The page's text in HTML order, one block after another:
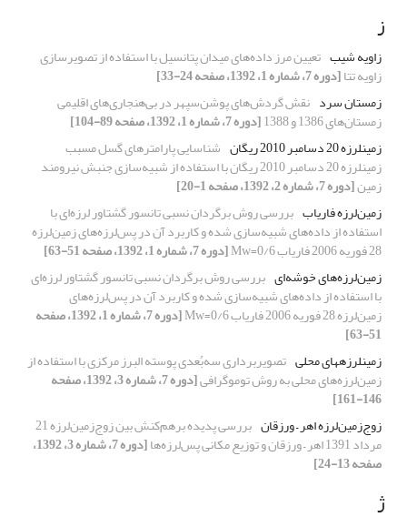
ز
زاویه شیب تعیین مرز داده‌های میدان پتانسیل با استفاده از تصویرسازی
زاویه تتا[دوره 7، شماره 1، 1392، صفحه 24-33]
زمستان سرد نقش گردش‌های پوشن‌سپهر در بی‌هنجاری‌های اقلیمی‌
زمستان‌های 1386 و 1388‌
[دوره 7، شماره 1، 1392، صفحه 89-104]
زمین‏لرزه 20 دسامبر 2010 ریگان
شناسایی پارامترهای گسل مسبب
زمین‏لرزه 20 دسامبر 2010 ریگان با استفاده از شبیه‌سازی جنبش نیرومند
زمین[دوره 7، شماره 2، 1392، صفحه 1-20]
زمین‌لرزه فاریاب بررسی روش برگردان نسبی تانسور گشتاور لرزه‌ای با
استفاده از داده‌های شبیه‌سازی شده و کاربرد آن در پس‌لرزه‌‌‌های زمین‌لرزه‌
28 فوریه 2006 فاریاب 0/6=Mw
[دوره 7، شماره 1، 1392، صفحه 51-63]
زمین‌لرزه‌های خوشه‌ای بررسی روش برگردان نسبی تانسور گشتاور لرزه‌ای
با استفاده از داده‌های شبیه‌سازی شده و کاربرد آن در پس‌لرزه‌‌‌های
زمین‌لرزه‌ 28 فوریه 2006 فاریاب 0/6=Mw [دوره 7، شماره 1، 1392، صفحه
51-63]
زمین­لرزه­های محلی تصویربرداری سه‌بُعدی پوسته البرز مرکزی با استفاده از
زمین‌لرزه‌های محلی به روش توموگرافی [دوره 7، شماره 3، 1392، صفحه
146-161]
زوج‌‌‌زمین‌لرزه اهر – ورزقان
بررسی پدیده برهم‌کنش بین زوج‌‌‌زمین‌لرزه 21
مرداد 1391 اهر – ورزقان و توزیع مکانی پس‌لرزه‌ها [دوره 7، شماره 3، 1392،
صفحه 13-24]
ژ